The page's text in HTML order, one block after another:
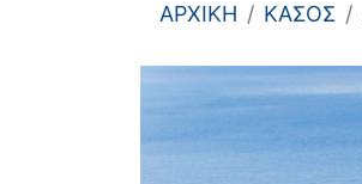
ΑΡΧΙΚΗ ΚΑΣΟΣ